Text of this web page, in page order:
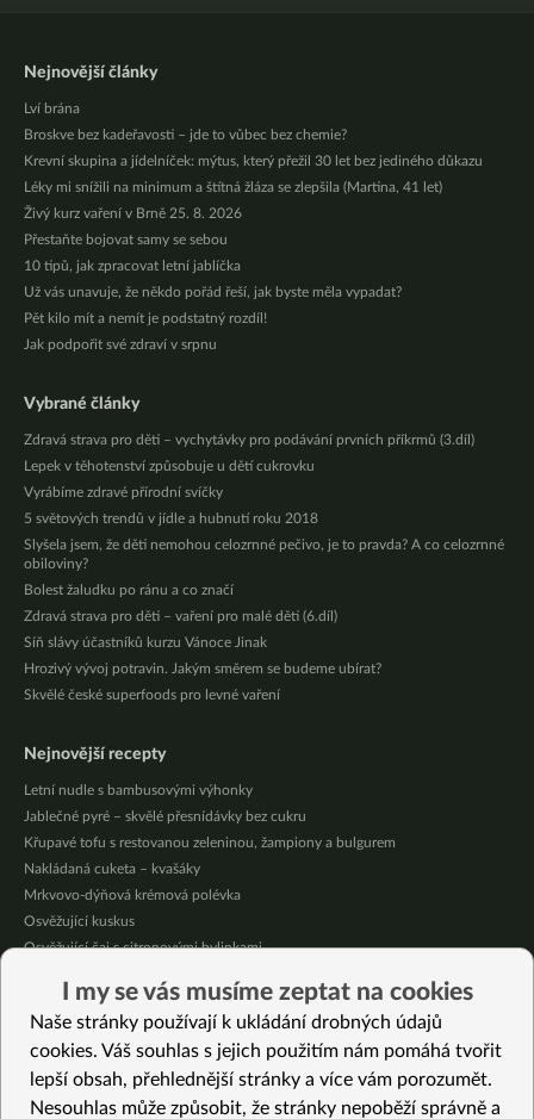
Nejnovější články
Lví brána
Broskve bez kadeřavosti – jde to vůbec bez chemie?
Krevní skupina a jídelníček: mýtus, který přežil 30 let bez jediného důkazu
Léky mi snížili na minimum a štítná žláza se zlepšila (Martina, 41 let)
Živý kurz vaření v Brně 25. 8. 2026
Přestaňte bojovat samy se sebou
10 tipů, jak zpracovat letní jablíčka
Už vás unavuje, že někdo pořád řeší, jak byste měla vypadat?
Pět kilo mít a nemít je podstatný rozdíl!
Jak podpořit své zdraví v srpnu
Vybrané články
Zdravá strava pro děti – vychytávky pro podávání prvních příkrmů (3.díl)
Lepek v těhotenství způsobuje u dětí cukrovku
Vyrábíme zdravé přírodní svíčky
5 světových trendů v jídle a hubnutí roku 2018
Slyšela jsem, že děti nemohou celozrnné pečivo, je to pravda? A co celozrnné
obiloviny?
Bolest žaludku po ránu a co značí
Zdravá strava pro děti – vaření pro malé děti (6.díl)
Síň slávy účastníků kurzu Vánoce Jinak
Hrozivý vývoj potravin. Jakým směrem se budeme ubírat?
Skvělé české superfoods pro levné vaření
Nejnovější recepty
Letní nudle s bambusovými výhonky
Jablečné pyré – skvělé přesnídávky bez cukru
Křupavé tofu s restovanou zeleninou, žampiony a bulgurem
Nakládaná cuketa – kvašáky
Mrkvovo-dýňová krémová polévka
Osvěžující kuskus
Osvěžující čaj s citronovými bylinkami
Čokoládové muffiny s mangovým krémem
Meruňky a jablka v citrónovém želé
Vybrané recepty
I my se vás musíme zeptat na cookies
Naše stránky používají k ukládání drobných údajů
cookies. Váš souhlas s jejich použitím nám pomáhá tvořit
lepší obsah, přehlednější stránky a více vám porozumět.
Nesouhlas může způsobit, že stránky nepoběží správně a